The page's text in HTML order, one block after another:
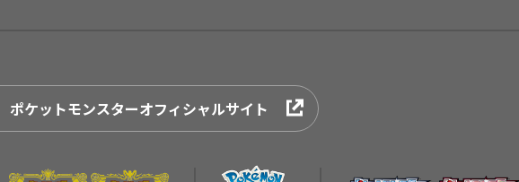
ポケットモンスターオフィシャルサイト